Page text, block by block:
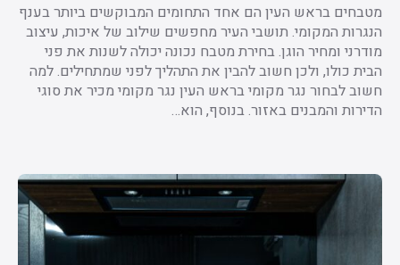
מטבחים בראש העין הם אחד התחומים המבוקשים ביותר בענף
הנגרות המקומי. תושבי העיר מחפשים שילוב של איכות, עיצוב
מודרני ומחיר הוגן. בחירת מטבח נכונה יכולה לשנות את פני
הבית כולו, ולכן חשוב להבין את התהליך לפני שמתחילים. למה
חשוב לבחור נגר מקומי בראש העין נגר מקומי מכיר את סוגי
הדירות והמבנים באזור. בנוסף, הוא…